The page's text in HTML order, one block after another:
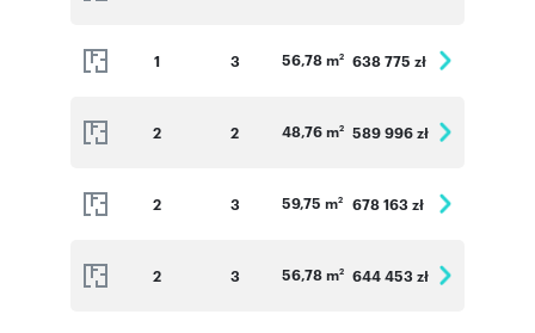
1 3 56,78 m2 638 775 zł
2 2 48,76 m2 589 996 zł
2 3 59,75 m2 678 163 zł
2 3 56,78 m2 644 453 zł